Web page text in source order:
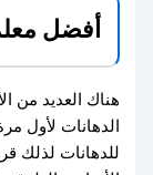
أفضل
هناك العديد من
الدهانات لأول
للدهانات لذلك